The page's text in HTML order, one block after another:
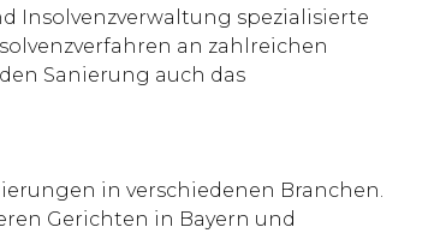
Insolvenzverwaltung spezialisierte
an zahlreichen
Sanierung auch das
in verschiedenen Branchen.
Gerichten in Bayern und